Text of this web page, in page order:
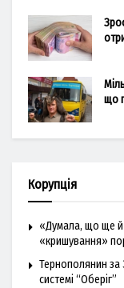
що
Корупція
«Думала, що ще й
«кришування»
Тернополянин за
системі “Оберіг”